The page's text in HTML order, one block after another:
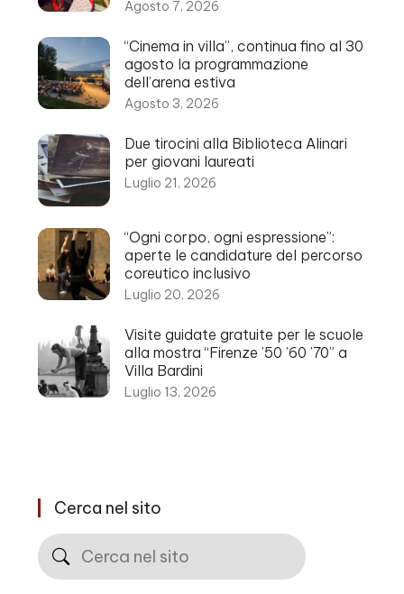
Agosto 7, 2026
“Cinema in villa”, continua fino al 30
agosto la programmazione
dell’arena estiva
Agosto 3, 2026
Due tirocini alla Biblioteca Alinari
per giovani laureati
Luglio 21, 2026
“Ogni corpo, ogni espressione”:
aperte le candidature del percorso
coreutico inclusivo
Luglio 20, 2026
Visite guidate gratuite per le scuole
alla mostra “Firenze ’50 ’60 ’70” a
Villa Bardini
Luglio 13, 2026
Cerca nel sito
Cerca